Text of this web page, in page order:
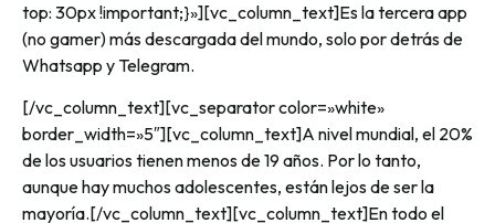
top: 30px !important;}»][vc_column_text]Es la tercera app
(no gamer) más descargada del mundo, solo por detrás de
Whatsapp y Telegram.
[/vc_column_text][vc_separator color=»white»
border_width=»5″][vc_column_text]A nivel mundial, el 20%
de los usuarios tienen menos de 19 años. Por lo tanto,
aunque hay muchos adolescentes, están lejos de ser la
mayoría.[/vc_column_text][vc_column_text]En todo el